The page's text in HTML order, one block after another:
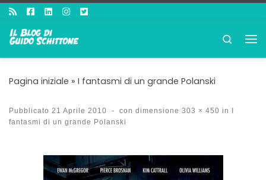
Passa al contenuto
Search
Pagina iniziale » I fantasmi di un grande Polanski
Pubblicato 21 Aprile 2010 - con dimensione 303 × 450 in
fantasmi di un grande Polanski
Navigazione immagini